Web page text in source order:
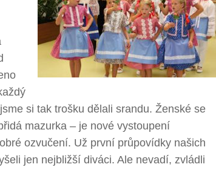
si tak trošku dělali srandu. Ženské se
mazurka – je nové vystoupení
ozvučení. Už první průpovídky našich
jen nejbližší diváci. Ale nevadí, zvládli